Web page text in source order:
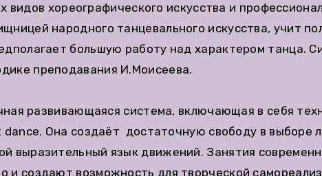
видов хореографического искусства и
народного танцевального искусства, учит
большую работу над характером танца.
преподавания И.Моисеева.
развивающаяся система, включающая в себя
Она создаёт достаточную свободу в выборе
выразительный язык движений. Занятия
и создают возможность для творческой